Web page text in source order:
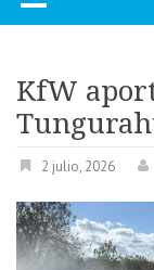
KfW
2 julio, 2026